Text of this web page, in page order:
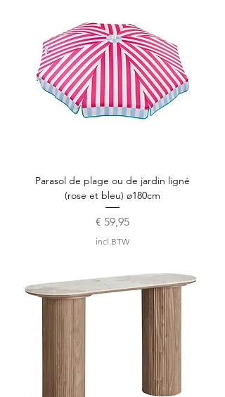
Parasol de plage ou de jardin ligné
(rose et bleu) ø180cm
Prijs
€ 59,95
incl.BTW